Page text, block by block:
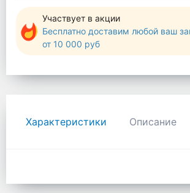
Участвует в акции
Бесплатно доставим любой ваш
от 10 000 руб
Характеристики Описание